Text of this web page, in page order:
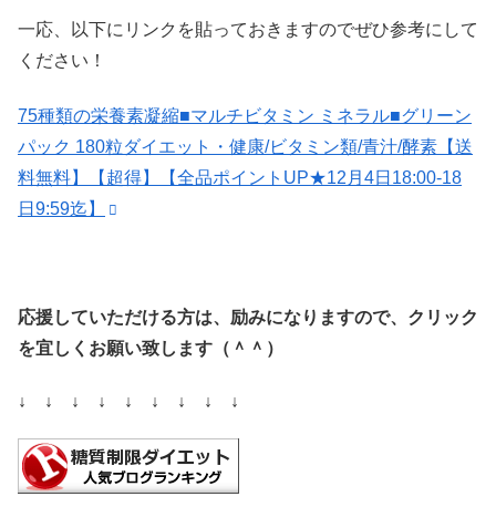
一応、以下にリンクを貼っておきますのでぜひ参考にして
ください！
75種類の栄養素凝縮■マルチビタミン ミネラル■グリーン
パック 180粒ダイエット・健康/ビタミン類/青汁/酵素【送
料無料】【超得】【全品ポイントUP★12月4日18:00-18
日9:59迄】
応援していただける方は、励みになりますので、クリック
を宜しくお願い致します（＾＾）
↓ ↓ ↓ ↓ ↓ ↓ ↓ ↓ ↓